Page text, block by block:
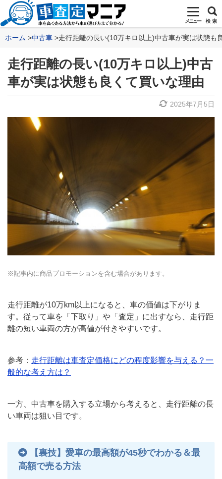
メニュー 検 索
ホーム 中古車 走行距離の長い(10万キロ以上)中古車が実は状態も
走行距離の長い(10万キロ以上)中古
車が実は状態も良くて買いな理由
2025年7月5日
※記事内に商品プロモーションを含む場合があります。
走行距離が10万km以上になると、車の価値は下がりま
す。従って車を「下取り」や「査定」に出すなら、走行距
離の短い車両の方が高値が付きやすいです。
参考： 走行距離は車査定価格にどの程度影響を与える？一
般的な考え方は？
一方、中古車を購入する立場から考えると、走行距離の長
い車両は狙い目です。
【裏技】愛車の最高額が45秒でわかる＆最
高額で売る方法